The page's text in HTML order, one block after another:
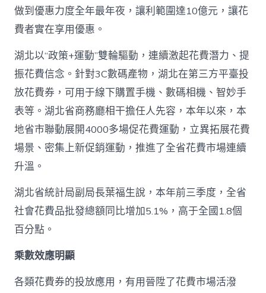
做到優惠力度全年最年夜，讓利範圍達10億元，讓花
費者實在享用優惠。
湖北以“政策+運動”雙輪驅動，連續激起花費潛力、提
振花費信念。針對3C數碼產物，湖北在第三方平臺投
放花費券，可用于線下購置手機、數碼相機、智妙手
表等。湖北省商務廳相干擔任人先容，本年以來，本
地省市聯動展開4000多場促花費運動，立異拓展花費
場景、密集上新促銷運動，推進了全省花費市場連續
升溫。
湖北省統計局副局長葉福生說，本年前三季度，全省
社會花費品批發總額同比增加5.1%，高于全國1.8個
百分點。
乘數效應明顯
各類花費券的投放應用，有用晉陞了花費市場活潑